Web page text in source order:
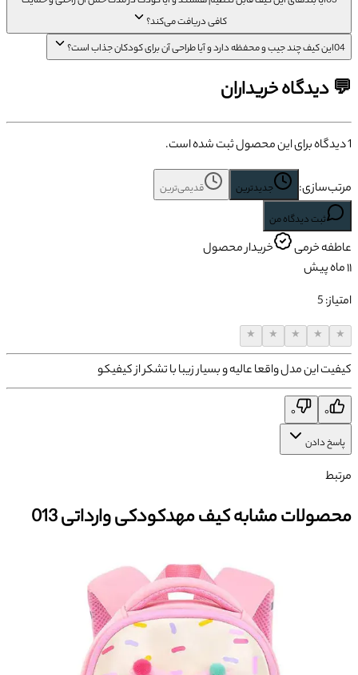
کافی دریافت می‌کند؟
04این کیف چند جیب و محفظه دارد و آیا طراحی آن برای کودکان جذاب است؟
💬 دیدگاه خریداران
1دیدگاه برای این محصول ثبت شده است.
مرتب‌سازی: جدیدترین
قدیمی‌ترین
ثبت دیدگاه من
عاطفهخرمی
خریدار محصول
۱۱ ماه پیش
امتیاز:5
★
★
★
★
★
کیفیت این مدل واقعا عالیه و بسیار زیبا با تشکر از کیفیکو
۰
۰
پاسخ دادن
مرتبط
محصولات مشابه کیف مهدکودکی وارداتی 013